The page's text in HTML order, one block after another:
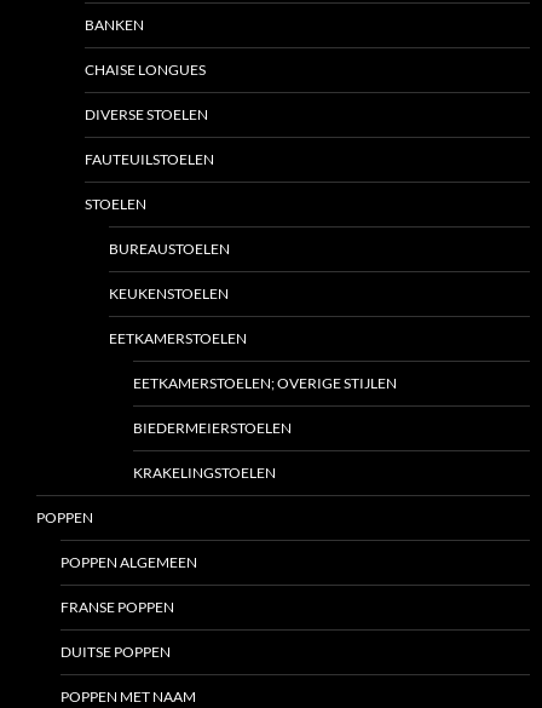
BANKEN
CHAISE LONGUES
DIVERSE STOELEN
FAUTEUILSTOELEN
STOELEN
BUREAUSTOELEN
KEUKENSTOELEN
EETKAMERSTOELEN
EETKAMERSTOELEN; OVERIGE STIJLEN
BIEDERMEIERSTOELEN
KRAKELINGSTOELEN
POPPEN
POPPEN ALGEMEEN
FRANSE POPPEN
DUITSE POPPEN
POPPEN MET NAAM